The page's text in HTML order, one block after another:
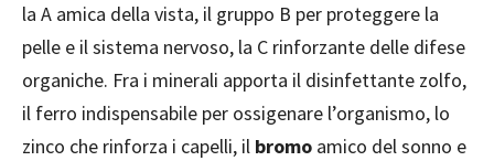
la A amica della vista, il gruppo B per proteggere la
pelle e il sistema nervoso, la C rinforzante delle difese
organiche. Fra i minerali apporta il disinfettante zolfo,
il ferro indispensabile per ossigenare l’organismo, lo
zinco che rinforza i capelli, il bromo amico del sonno e